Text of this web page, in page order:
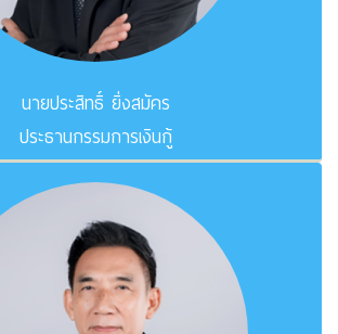
นายประสิทธิ์ ยิ่งสมัคร
ประธานกรรมการเงินกู้